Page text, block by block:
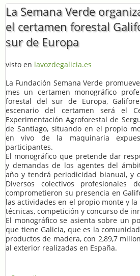
La Semana Verde
el certamen forestal
sur de Europa
visto en lavozdegalicia.es
La Fundación Semana Verde
mes un certamen monográfico
forestal del sur de Europa,
escenario del certamen será el
Experimentación Agroforestal de
de Santiago, situando en el propio
en vivo de la maquinaria
participantes.
El monográfico que pretende dar
y demandas de los agentes del
año y tendrá periodicidad bianual, y
Diversos colectivos profesionales
comprometieron su presencia en
las actividades en el propio monte y
técnicas, competición y concurso de
El monográfico se asienta sobre un
que tiene Galicia, que es la
productos de madera, con 2,89,7
al exterior realizadas en España.